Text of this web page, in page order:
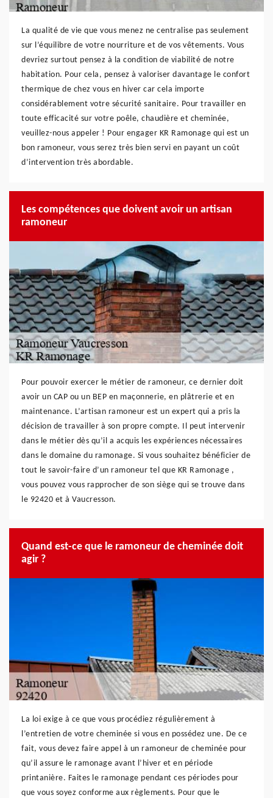
La qualité de vie que vous menez ne centralise pas seulement
sur l’équilibre de votre nourriture et de vos vêtements. Vous
devriez surtout pensez à la condition de viabilité de notre
habitation. Pour cela, pensez à valoriser davantage le confort
thermique de chez vous en hiver car cela importe
considérablement votre sécurité sanitaire. Pour travailler en
toute efficacité sur votre poêle, chaudière et cheminée,
veuillez-nous appeler ! Pour engager KR Ramonage qui est un
bon ramoneur, vous serez très bien servi en payant un coût
d’intervention très abordable.
Les compétences que doivent avoir un artisan
ramoneur
Pour pouvoir exercer le métier de ramoneur, ce dernier doit
avoir un CAP ou un BEP en maçonnerie, en plâtrerie et en
maintenance. L’artisan ramoneur est un expert qui a pris la
décision de travailler à son propre compte. Il peut intervenir
dans le métier dès qu’il a acquis les expériences nécessaires
dans le domaine du ramonage. Si vous souhaitez bénéficier de
tout le savoir-faire d’un ramoneur tel que KR Ramonage ,
vous pouvez vous rapprocher de son siège qui se trouve dans
le 92420 et à Vaucresson.
Quand est-ce que le ramoneur de cheminée doit
agir ?
La loi exige à ce que vous procédiez régulièrement à
l’entretien de votre cheminée si vous en possédez une. De ce
fait, vous devez faire appel à un ramoneur de cheminée pour
qu’il assure le ramonage avant l’hiver et en période
printanière. Faites le ramonage pendant ces périodes pour
que vous soyez conforme aux règlements. Pour que le